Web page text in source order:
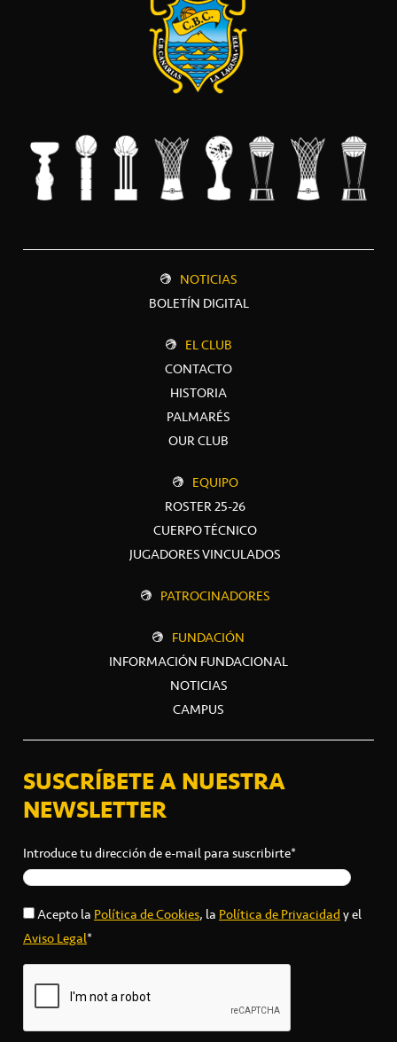
NOTICIAS
BOLETÍN DIGITAL
EL CLUB
CONTACTO
HISTORIA
PALMARÉS
OUR CLUB
EQUIPO
ROSTER 25-26
CUERPO TÉCNICO
JUGADORES VINCULADOS
PATROCINADORES
FUNDACIÓN
INFORMACIÓN FUNDACIONAL
NOTICIAS
CAMPUS
SUSCRÍBETE A NUESTRA
NEWSLETTER
Introduce tu dirección de e-mail para suscribirte*
Acepto laPolítica de Cookies, laPolítica de Privacidady el
Aviso Legal*